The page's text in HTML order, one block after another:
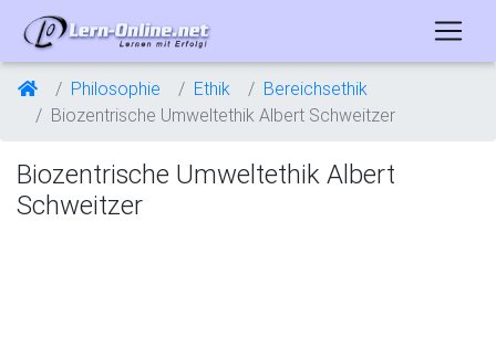
Philosophie Ethik
Bereichsethik
Biozentrische Umweltethik Albert Schweitzer
Biozentrische Umweltethik Albert
Schweitzer